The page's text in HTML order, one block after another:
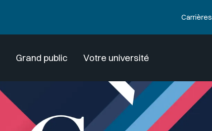
Carrières
Grand public Votre université